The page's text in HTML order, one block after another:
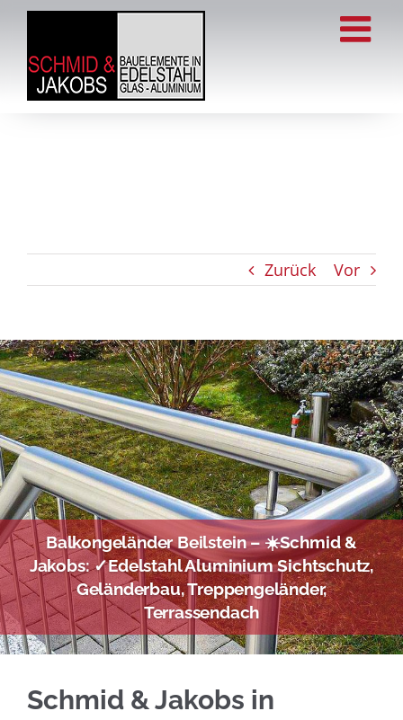
Zum
springen
Zurück Vor
Balkongeländer Beilstein – ☀️Schmid &
Jakobs: ✓Edelstahl Aluminium Sichtschutz,
Geländerbau, Treppengeländer,
Terrassendach
Schmid & Jakobs in